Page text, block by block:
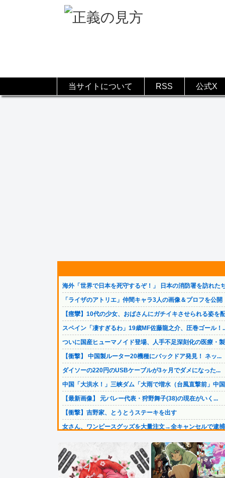
当サイトについて RSS 公式X
海外「世界で日本を死守するぞ！」 日本の消防署を訪れた
「ライザのアトリエ」仲間キャラ3人の画像＆プロフを公開
【痙攣】10代の少女、おばさんにガチイキさせられる姿を
スペイン「凄すぎるわ」19歳MF佐藤龍之介、圧巻ゴール！
ついに国産ヒューマノイド登場、人手不足深刻化の医療・
【衝撃】 中国製ルーター20機種にバックドア発見！ ネッ...
ダイソーの220円のUSBケーブルが3ヶ月でダメになった...
中国「大洪水！」三峡ダム「大雨で増水（台風直撃前」中
【最新画像】 元バレー代表・狩野舞子(38)の現在がいく...
【衝撃】吉野家、とうとうステーキを出す
女さん、ワンピースグッズを大量注文→全キャンセルで逮
【画像】田中みな実さん、妊娠中とは思えないヒール姿で
中露軍艦4隻が“日本一周”
【動画】女子中学生の『チン媚びダンス』が気持ち悪い🤮